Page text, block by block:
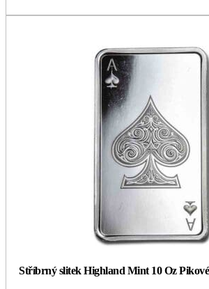
Stříbrný slitek Highland Mint 10 Oz Pikové